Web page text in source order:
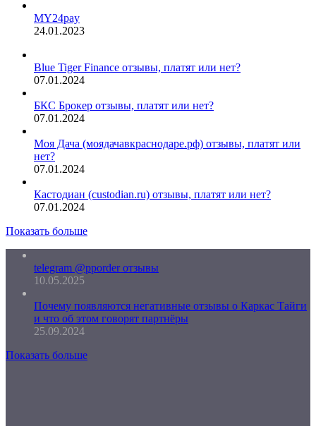
MY24pay
24.01.2023
Blue Tiger Finance отзывы, платят или нет?
07.01.2024
БКС Брокер отзывы, платят или нет?
07.01.2024
Моя Дача (моядачавкраснодаре.рф) отзывы, платят или
нет?
07.01.2024
Кастодиан (custodian.ru) отзывы, платят или нет?
07.01.2024
Показать больше
telegram @pporder отзывы
10.05.2025
Почему появляются негативные отзывы о Каркас Тайги
и что об этом говорят партнёры
25.09.2024
Показать больше